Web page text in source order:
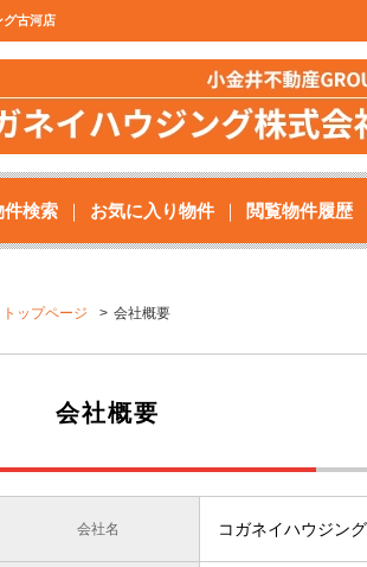
グ古河店
件検索 お気に入り物件 閲覧物件履歴
トップページ 会社概要
会社概要
会社名 コガネイハウジン